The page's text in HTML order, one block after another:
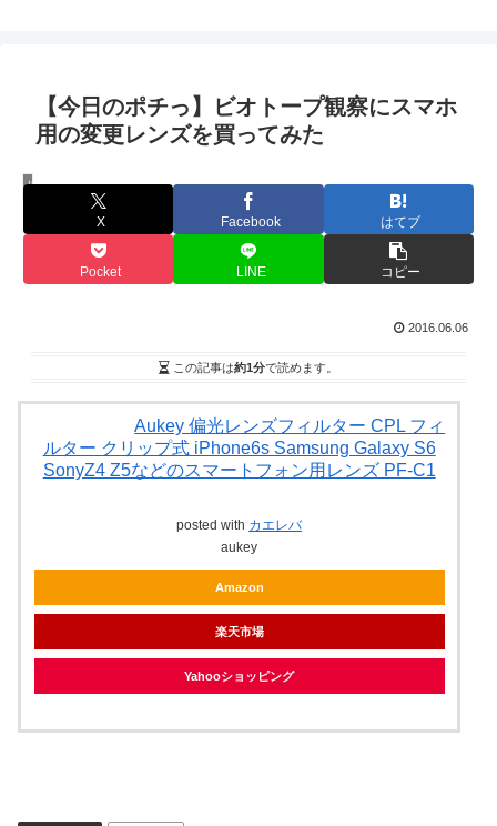
【今日のポチっ】ビオトープ観察にスマホ
用の変更レンズを買ってみた
旧ブログ
X Facebook はてブ
Pocket LINE コピー
2016.06.06
この記事は約1分で読めます。
Aukey 偏光レンズフィルター CPL フィ
ルター クリップ式 iPhone6s Samsung Galaxy S6
SonyZ4 Z5などのスマートフォン用レンズ PF-C1
posted with カエレバ
aukey
Amazon
楽天市場
Yahooショッピング